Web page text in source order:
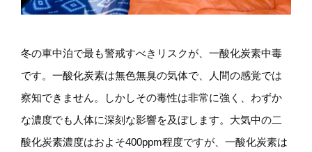
冬の車中泊で最も警戒すべきリスクが、一酸化炭素中毒
です。一酸化炭素は無色無臭の気体で、人間の感覚では
察知できません。しかしその毒性は非常に強く、わずか
な濃度でも人体に深刻な影響を及ぼします。大気中の二
酸化炭素濃度はおよそ400ppm程度ですが、一酸化炭素は